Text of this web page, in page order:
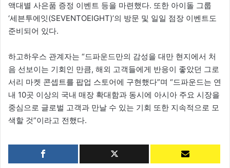
액대별 사은품 증정 이벤트 등을 마련했다. 또한 아이돌 그룹
‘세븐투에잇(SEVENTOEIGHT)’의 방문 및 일일 점장 이벤트도
준비되어 있다.
하고하우스 관계자는 “드파운드만의 감성을 대만 현지에서 처
음 선보이는 기회인 만큼, 해외 고객들에게 반응이 좋았던 그로
서리 마켓 콘셉트를 팝업 스토어에 구현했다”며 “드파운드는 연
내 10곳 이상의 국내 매장 확대함과 동시에 아시아 주요 시장을
중심으로 글로벌 고객과 만날 수 있는 기회 또한 지속적으로 모
색할 것”이라고 전했다.